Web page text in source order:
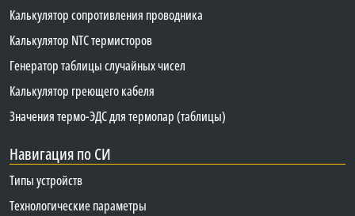
Калькулятор сопротивления проводника
Калькулятор NTC термисторов
Генератор таблицы случайных чисел
Калькулятор греющего кабеля
Значения термо-ЭДС для термопар (таблицы)
Навигация по СИ
Типы устройств
Технологические параметры